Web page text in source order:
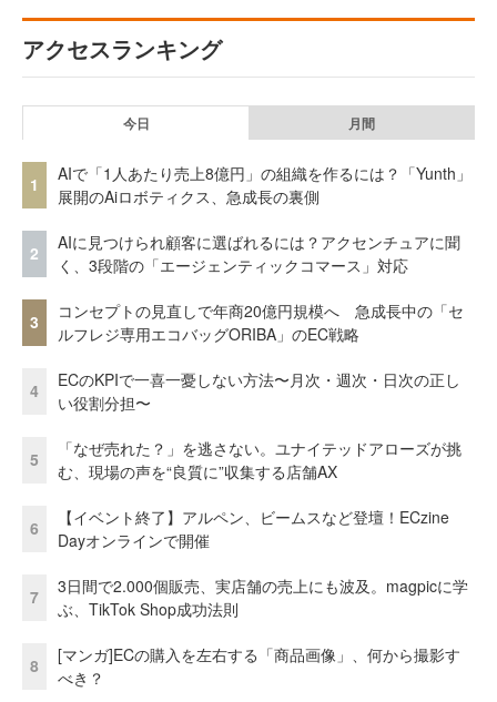
アクセスランキング
今日 月間
1
AIで「1人あたり売上8億円」の組織を作るには？「Yunth」
展開のAiロボティクス、急成長の裏側
2
AIに見つけられ顧客に選ばれるには？アクセンチュアに聞
く、3段階の「エージェンティックコマース」対応
3
コンセプトの見直しで年商20億円規模へ 急成長中の「セ
ルフレジ専用エコバッグORIBA」のEC戦略
4
ECのKPIで一喜一憂しない方法〜月次・週次・日次の正し
い役割分担〜
5
「なぜ売れた？」を逃さない。ユナイテッドアローズが挑
む、現場の声を“良質に”収集する店舗AX
6
【イベント終了】アルペン、ビームスなど登壇！ECzine
Dayオンラインで開催
7
3日間で2.000個販売、実店舗の売上にも波及。magpicに学
ぶ、TikTok Shop成功法則
8
[マンガ]ECの購入を左右する「商品画像」、何から撮影す
べき？